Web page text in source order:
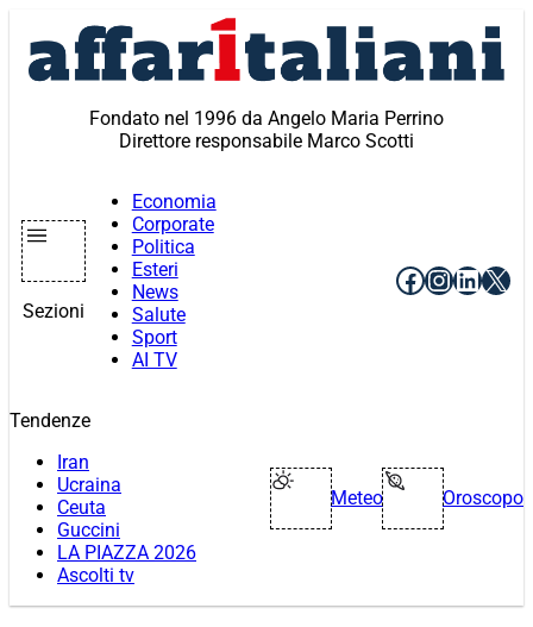
contenuto
Fondato nel 1996 da Angelo Maria Perrino
Direttore responsabile Marco Scotti
Sezioni
Economia
Corporate
Politica
Esteri
News
Salute
Sport
AI TV
Facebook
X
Tendenze
Iran
Ucraina
Ceuta
Guccini
LA PIAZZA 2026
Ascolti tv
Meteo Oroscopo